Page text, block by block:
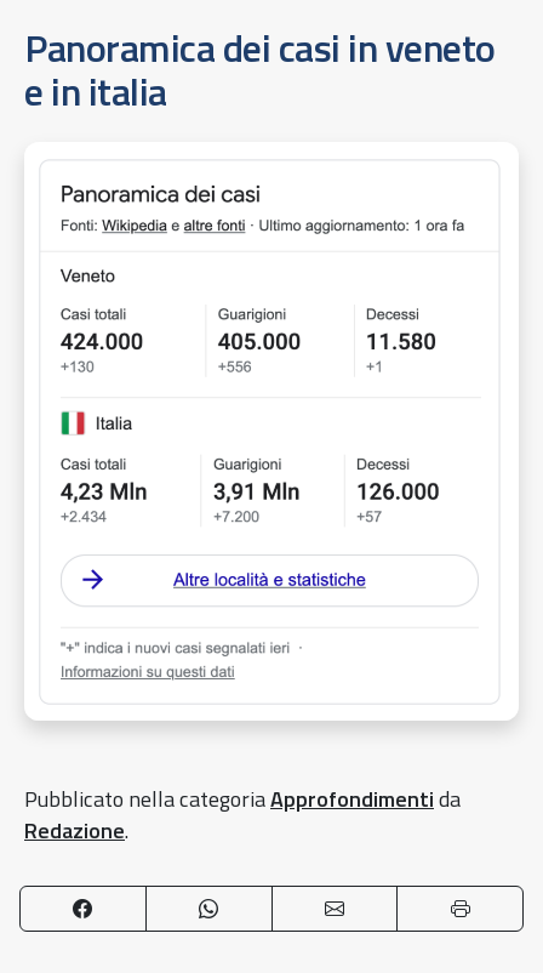
Panoramica dei casi in veneto
e in italia
Pubblicato nella categoriaApprofondimentida
Redazione.